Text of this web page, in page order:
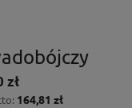
zł
164,81 zł